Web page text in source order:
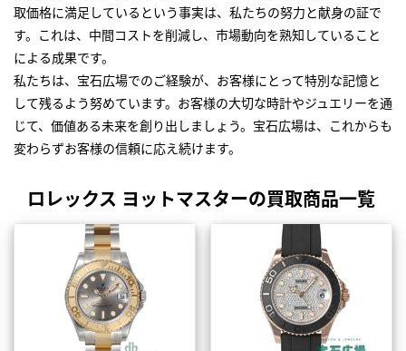
取価格に満足しているという事実は、私たちの努力と献身の証で
す。これは、中間コストを削減し、市場動向を熟知していること
による成果です。
私たちは、宝石広場でのご経験が、お客様にとって特別な記憶と
して残るよう努めています。お客様の大切な時計やジュエリーを通
じて、価値ある未来を創り出しましょう。宝石広場は、これからも
変わらずお客様の信頼に応え続けます。
ロレックス ヨットマスターの買取商品一覧